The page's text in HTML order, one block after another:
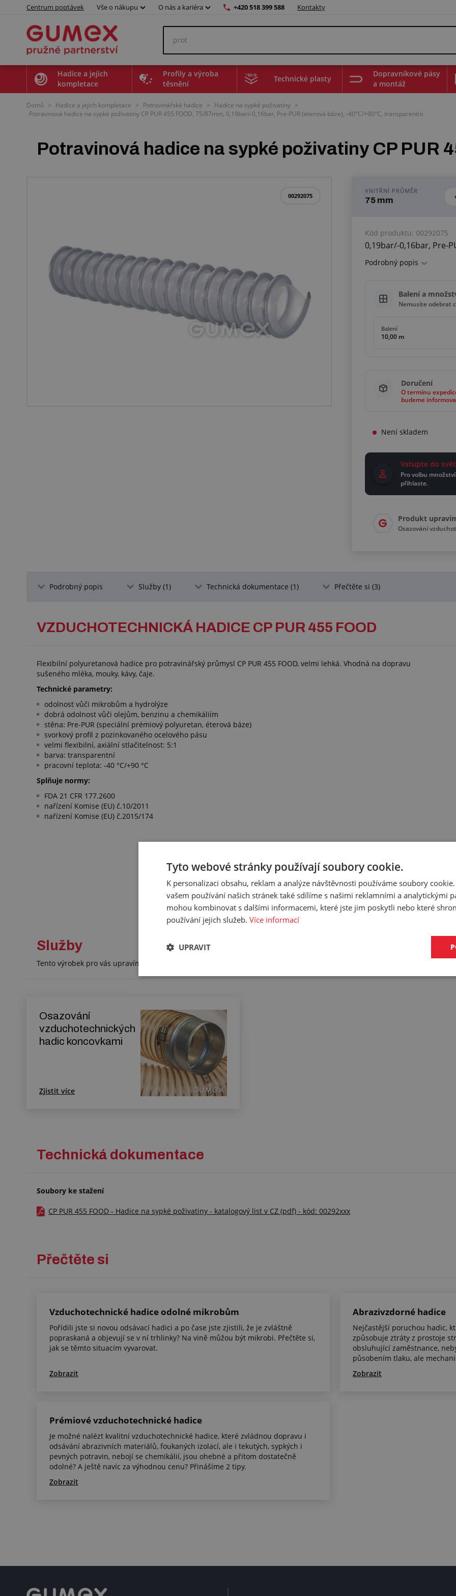
Centrum poptávek Vše o nákupu O nás a kariéra +420 518 399 588 Kontakty
Hadice a jejich
kompletace
Profily a výroba
těsnění
Technické plasty
Dopravníkové pásy
a montáž
Domů > Hadice a jejich kompletace > Potravinářské hadice > Hadice na sypké poživatiny >
Potravinová hadice na sypké poživatiny CP PUR 455 FOOD, 75/87mm, 0,19bar/-0,16bar, Pre-PUR (éterová báze), -40°C/+90°C, transparentní
Potravinová hadice na sypké poživatiny CP PUR
00292075
VNITŘNÍ PRŮMĚR
75 mm
Kód produktu: 00292075
0,19bar/-0,16bar, Pre-
Podrobný popis
Balení a
Nemusíte odebrat
Balení
10,00 m
Doručení
O termínu
budeme
Není skladem
Vstupte do
Pro volbu
přihlaste.
Produkt
Osazování
Podrobný popis Služby (1) Technická dokumentace (1) Přečtěte si (3)
VZDUCHOTECHNICKÁ HADICE CP PUR 455 FOOD
Flexibilní polyuretanová hadice pro potravinářský průmysl CP PUR 455 FOOD, velmi lehká. Vhodná na dopravu
sušeného mléka, mouky, kávy, čaje.
Technické parametry:
odolnost vůči mikrobům a hydrolýze
dobrá odolnost vůči olejům, benzinu a chemikáliím
stěna: Pre-PUR (speciální prémiový polyuretan, éterová báze)
svorkový profil z pozinkovaného ocelového pásu
velmi flexibilní, axiální stlačitelnost: 5:1
barva: transparentní
pracovní teplota: -40 °C/+90 °C
Splňuje normy:
FDA 21 CFR 177.2600
nařízení Komise (EU) č.10/2011
nařízení Komise (EU) č.2015/174
Služby
Tento výrobek pro vás upravíme na míru. Konkrétní specifikaci budete moci upřesnit v poznámce u objednávky.
Osazování
vzduchotechnických
hadic koncovkami
Zjistit více
Technická dokumentace
Soubory ke stažení
CP PUR 455 FOOD - Hadice na sypké poživatiny - katalogový list v CZ (pdf) - kód: 00292xxx
Přečtěte si
Vzduchotechnické hadice odolné mikrobům
Pořídili jste si novou odsávací hadici a po čase jste zjistili, že je zvláštně
popraskaná a objevují se v ní trhlinky? Na vině můžou být mikrobi. Přečtěte si,
jak se těmto situacím vyvarovat.
Zobrazit
Abrazivzdorné hadice
Nejčastější poruchou hadic,
způsobuje ztráty z prostoje
obsluhující zaměstnance,
působením tlaku, ale
Zobrazit
Prémiové vzduchotechnické hadice
Je možné nalézt kvalitní vzduchotechnické hadice, které zvládnou dopravu i
odsávání abrazivních materiálů, foukaných izolací, ale i tekutých, sypkých i
pevných potravin, nebojí se chemikálií, jsou ohebné a přitom dostatečně
odolné? A ještě navíc za výhodnou cenu? Přinášíme 2 tipy.
Zobrazit
Tyto webové stránky používají soubory cookie.
K personalizaci obsahu, reklam a analýze návštěvnosti používáme soubory
vašem používání našich stránek také sdílíme s našimi reklamními a analytickými
mohou kombinovat s dalšími informacemi, které jste jim poskytli nebo které
používání jejich služeb. Více informací
UPRAVIT